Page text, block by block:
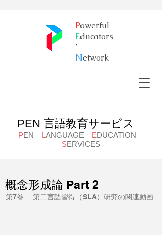
Powerful
Educators
’
​Network
PEN 言語教育サービス
PEN L ANGUAGE EDUCATION
SERVICES
概念形成論 Part 2
第7巻 第二言語習得（SLA）研究の関連動画